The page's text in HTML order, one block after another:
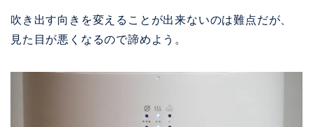
吹き出す向きを変えることが出来ないのは難点だが、
見た目が悪くなるので諦めよう。